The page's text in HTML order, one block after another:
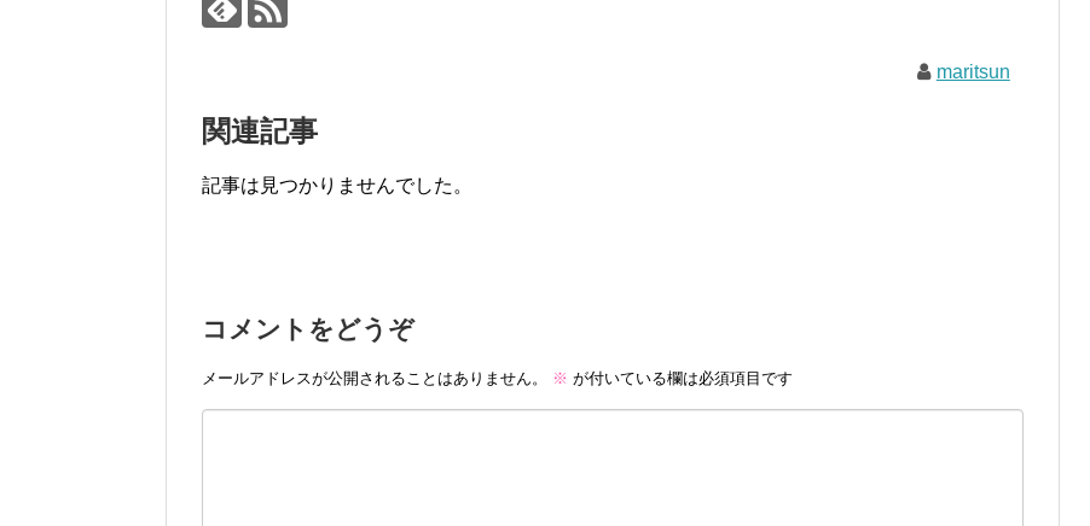
maritsun
関連記事
記事は見つかりませんでした。
コメントをどうぞ
メールアドレスが公開されることはありません。 ※ が付いている欄は必須項目です